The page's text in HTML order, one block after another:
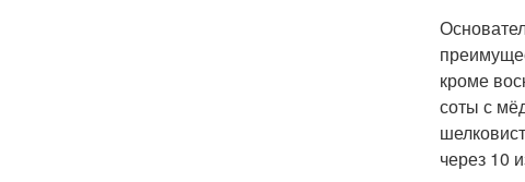
кроме
соты с
через 10